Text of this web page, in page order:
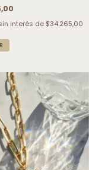
interés de $34.265,00